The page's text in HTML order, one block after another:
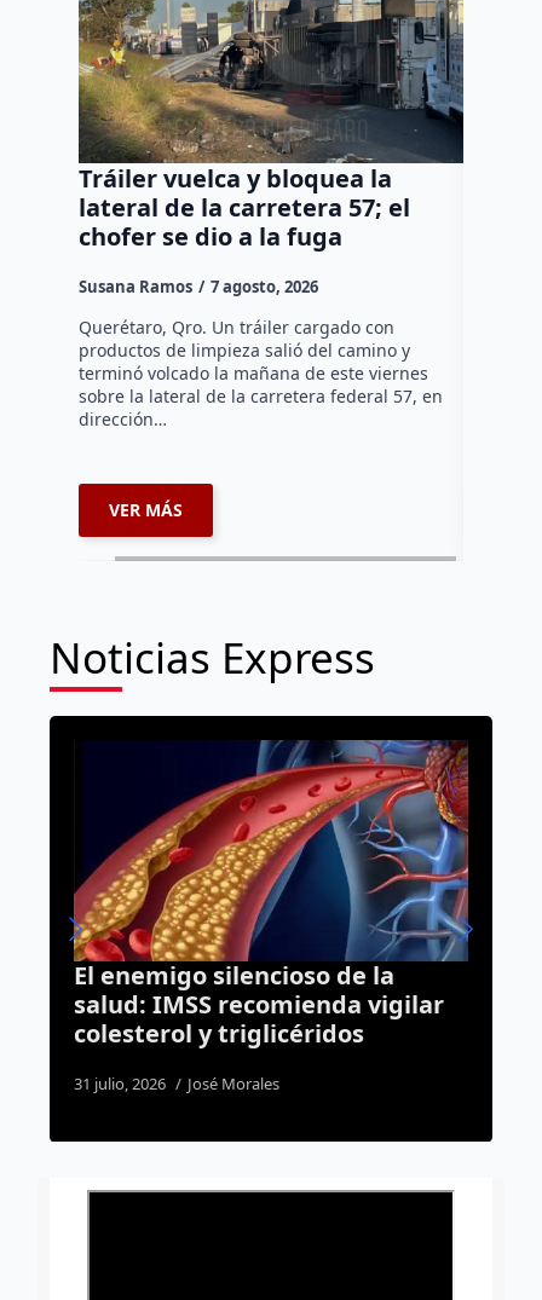
Tráiler vuelca y bloquea la
lateral de la carretera 57; el
chofer se dio a la fuga
Susana Ramos 7 agosto, 2026
Querétaro, Qro. Un tráiler cargado con
productos de limpieza salió del camino y
terminó volcado la mañana de este viernes
sobre la lateral de la carretera federal 57, en
dirección…
VER MÁS
Noticias Express
vigilar
Luto en la Fiscalía de
muere elemento de la Policía
Investigación tras accidente